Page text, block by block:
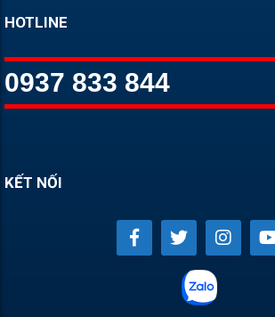
HOTLINE
0937 833 844
KẾT NỐI